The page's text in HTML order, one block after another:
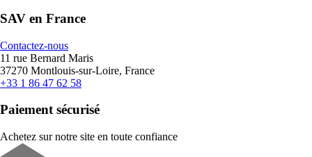
SAV en France
Contactez-nous
11 rue Bernard Maris
37270 Montlouis-sur-Loire, France
+33 1 86 47 62 58
Paiement sécurisé
Achetez sur notre site en toute confiance